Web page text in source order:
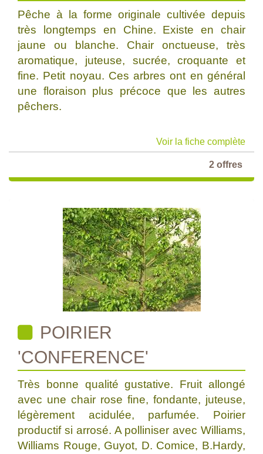
Pêche à la forme originale cultivée depuis
très longtemps en Chine. Existe en chair
jaune ou blanche. Chair onctueuse, très
aromatique, juteuse, sucrée, croquante et
fine. Petit noyau. Ces arbres ont en général
une floraison plus précoce que les autres
pêchers.
Voir la fiche complète
2 offres
POIRIER
'CONFERENCE'
Très bonne qualité gustative. Fruit allongé
avec une chair rose fine, fondante, juteuse,
légèrement acidulée, parfumée. Poirier
productif si arrosé. A polliniser avec Williams,
Williams Rouge, Guyot, D. Comice, B.Hardy,